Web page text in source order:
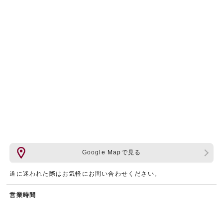
Google Mapで見る
道に迷われた際はお気軽にお問い合わせください。
営業時間